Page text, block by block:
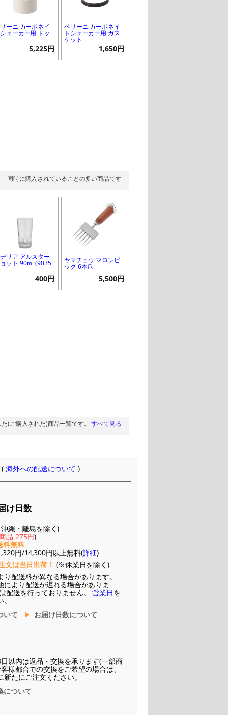
ーニ カーボネイ
シェーカー用 トッ
5,225円
ペリーニ カーボネイ
トシェーカー用 ガス
ケット
1,650円
同時に購入されていることの多い商品です
リア アルスター
ット 90ml (9035
400円
ヤマチュウ マロンピ
ック 6本爪
5,500円
(ご購入された)商品一覧です。 すべて見る
海外への配送について )
け日数
縄・離島を除く)
品 275円)
料無料
円/14,300円以上無料(詳細)
文は当日出荷！ (※休業日を除く)
り配送料が異なる場合があります。
により配送が遅れる場合がありま
配送を行っておりません。 営業日を
いて
お届け日数について
以内は返品・交換を承ります(一部商
様都合での交換をご希望の場合は、
たにご注文ください。
について